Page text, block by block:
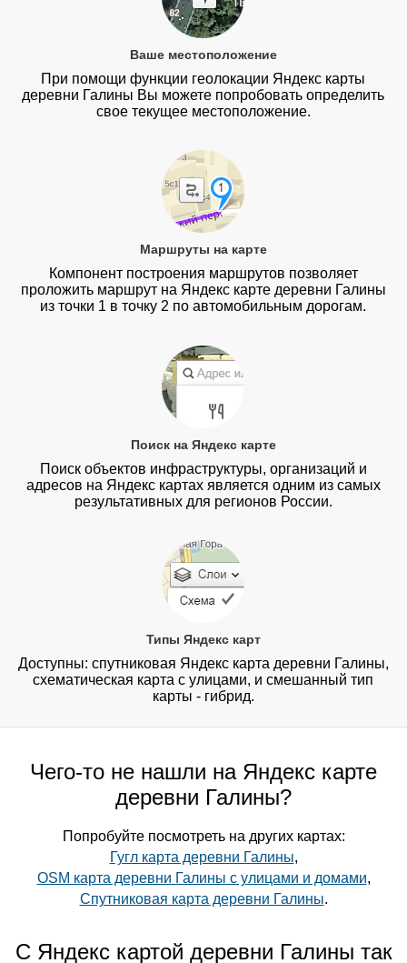
Ваше местоположение
При помощи функции геолокации Яндекс карты
деревни Галины Вы можете попробовать определить
свое текущее местоположение.
Маршруты на карте
Компонент построения маршрутов позволяет
проложить маршрут на Яндекс карте деревни Галины
из точки 1 в точку 2 по автомобильным дорогам.
Поиск на Яндекс карте
Поиск объектов инфраструктуры, организаций и
адресов на Яндекс картах является одним из самых
результативных для регионов России.
Типы Яндекс карт
Доступны: спутниковая Яндекс карта деревни Галины,
схематическая карта с улицами, и смешанный тип
карты - гибрид.
Чего-то не нашли на Яндекс карте
деревни Галины?
Попробуйте посмотреть на других картах:
Гугл карта деревни Галины,
OSM карта деревни Галины с улицами и домами,
Спутниковая карта деревни Галины.
С Яндекс картой деревни Галины так